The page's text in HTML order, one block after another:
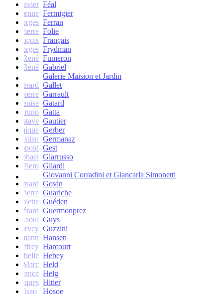
Xavier Féal
Etienne Fermigier
Georges Ferran
Pierre Folie
François Français
Georges Frydman
René Fumeron
René Gabriel
Galerie Maision et Jardin
Gérard Gallet
Jean-pierre Garrault
Denise Gatard
Bruno Gatta
Gustave Gautier
Monique Gerber
Christian Germanaz
Léopold Gest
Raphael Giarrusso
Piero Gilardi
Giovanni Corradini et Giancarla Simonetti
Bernard Govin
Pierre Guariche
Colette Guéden
Gérard Guermonprez
Raoul Guys
Harvey Guzzini
Lehmann Hansen
Geoffrey Harcourt
Isabelle Hebey
Marc Held
Franca Helg
Jacques Hitier
Isao
Hosoe